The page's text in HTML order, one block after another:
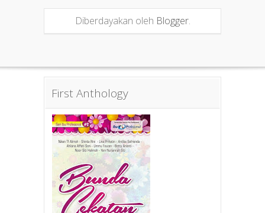
Diberdayakan oleh Blogger.
First Anthology